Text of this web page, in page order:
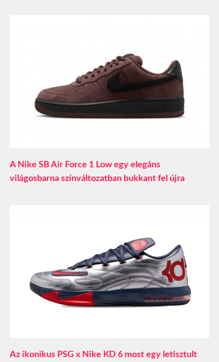
A Nike SB Air Force 1 Low egy elegáns
világosbarna színváltozatban bukkant fel újra
Az ikonikus PSG x Nike KD 6 most egy letisztult